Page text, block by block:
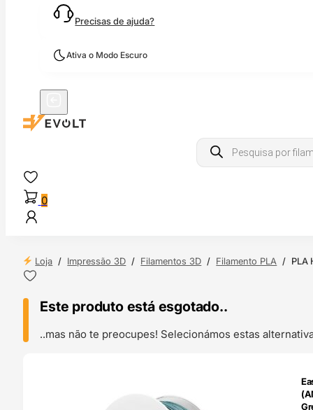
Precisas de ajuda?
Ativa o Modo Escuro
Products
search
0
Loja / Impressão 3D / Filamentos 3D / Filamento PLA / PLA
Este produto está esgotado..
..mas não te preocupes! Selecionámos estas